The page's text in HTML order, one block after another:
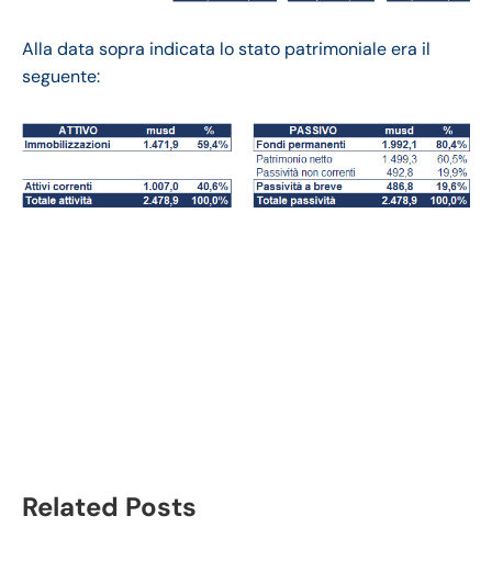
Alla data sopra indicata lo stato patrimoniale era il
seguente:
Related Posts